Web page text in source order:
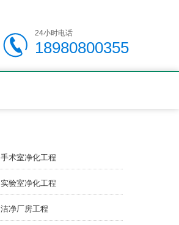
24小时电话
18980800355
手术室净化工程
实验室净化工程
洁净厂房工程